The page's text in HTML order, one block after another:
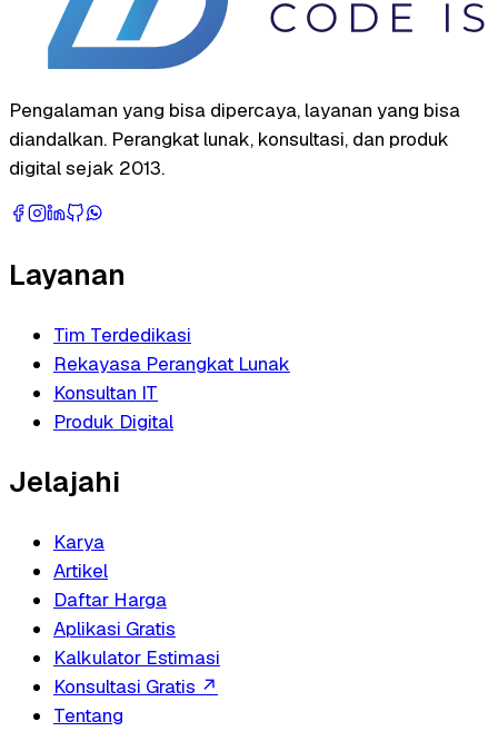
Pengalaman yang bisa dipercaya, layanan yang bisa
diandalkan. Perangkat lunak, konsultasi, dan produk
digital sejak 2013.
Layanan
Tim Terdedikasi
Rekayasa Perangkat Lunak
Konsultan IT
Produk Digital
Jelajahi
Karya
Artikel
Daftar Harga
Aplikasi Gratis
Kalkulator Estimasi
Konsultasi Gratis ↗
Tentang